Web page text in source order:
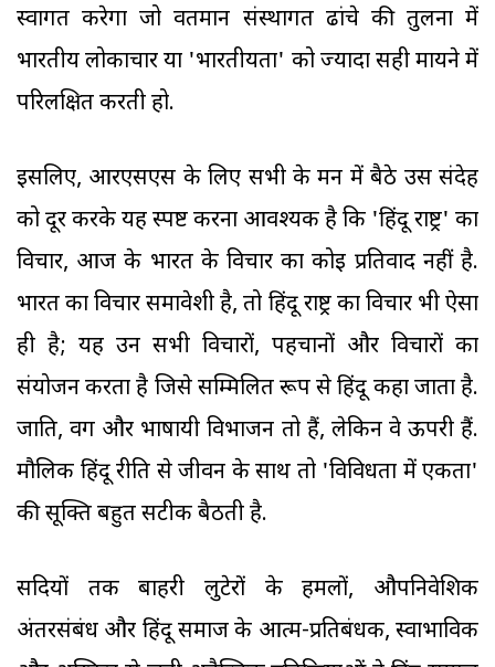
स्वागत करेगा जो वर्तमान संस्थागत ढांचे की तुलना में
भारतीय लोकाचार या 'भारतीयता' को ज्यादा सही मायने में
परिलक्षित करती हो.
इसलिए, आरएसएस के लिए सभी के मन में बैठे उस संदेह
को दूर करके यह स्पष्ट करना आवश्यक है कि 'हिंदू राष्ट्र' का
विचार, आज के भारत के विचार का कोई प्रतिवाद नहीं है.
भारत का विचार समावेशी है, तो हिंदू राष्ट्र का विचार भी ऐसा
ही है; यह उन सभी विचारों, पहचानों और विचारों का
संयोजन करता है जिसे सम्मिलित रूप से हिंदू कहा जाता है.
जाति, वर्ग और भाषायी विभाजन तो हैं, लेकिन वे ऊपरी हैं.
मौलिक हिंदू रीति से जीवन के साथ तो 'विविधता में एकता'
की सूक्ति बहुत सटीक बैठती है.
सदियों तक बाहरी लुटेरों के हमलों, औपनिवेशिक
अंतरसंबंध और हिंदू समाज के आत्म-प्रतिबंधक, स्वाभाविक